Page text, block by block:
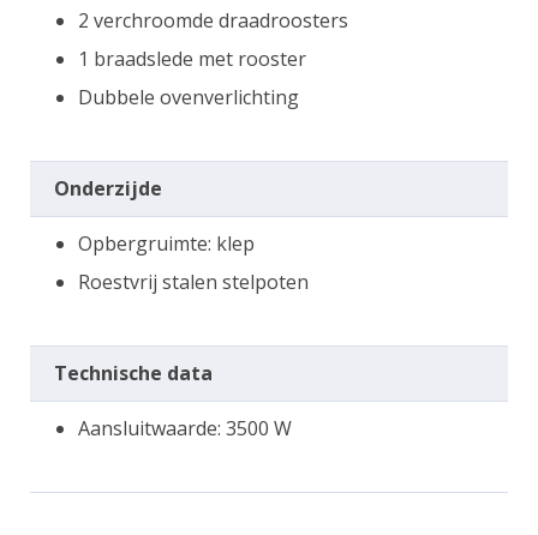
2 verchroomde draadroosters
1 braadslede met rooster
Dubbele ovenverlichting
Onderzijde
Opbergruimte: klep
Roestvrij stalen stelpoten
Technische data
Aansluitwaarde: 3500 W